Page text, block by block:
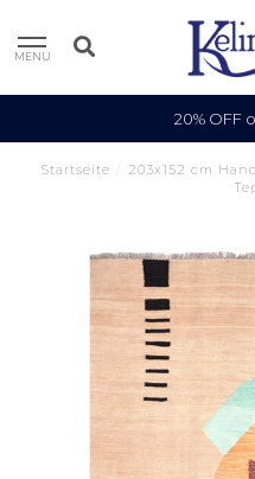
MENU
Startseite
203x152 cm